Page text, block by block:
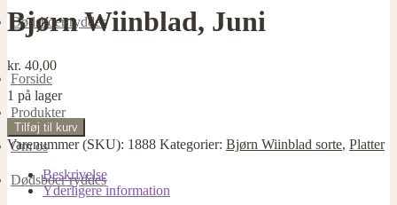
Dødsboer ryddes
Forside
Produkter
Om os
Dødsboer ryddes
Bjørn Wiinblad, Juni
kr. 40,00
1 på lager
Bjørn
Wiinblad,
Juni
antal
Tilføj til kurv
Varenummer (SKU): 1888 Kategorier: Bjørn Wiinblad sorte, Platter
Beskrivelse
Yderligere information